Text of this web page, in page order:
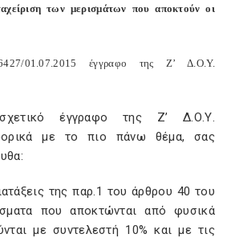
των μερισμάτων που αποκτούν οι
01.07.2015 έγγραφο της Ζ’ Δ.Ο.Υ.
έγγραφο της Ζ’ Δ.Ο.Υ.
με το πιο πάνω θέμα, σας
της παρ.1 του άρθρου 40 του
που αποκτώνται από φυσικά
με συντελεστή 10% και με τις